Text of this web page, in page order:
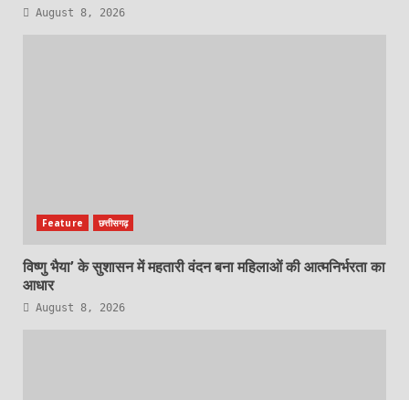
August 8, 2026
Feature छत्तीसगढ़
विष्णु भैया’ के सुशासन में महतारी वंदन बना महिलाओं की आत्मनिर्भरता का
आधार
August 8, 2026